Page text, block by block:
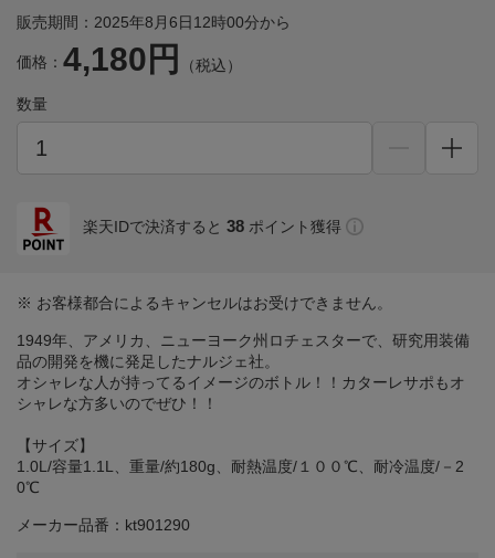
販売期間：2025年8月6日12時00分から
価格： 4,180円 （税込）
数量
楽天IDで決済すると 38 ポイント獲得
※ お客様都合によるキャンセルはお受けできません。
1949年、アメリカ、ニューヨーク州ロチェスターで、研究用装備
品の開発を機に発足したナルジェ社。
オシャレな人が持ってるイメージのボトル！！カターレサポもオ
シャレな方多いのでぜひ！！
【サイズ】
1.0L/容量1.1L、重量/約180g、耐熱温度/１００℃、耐冷温度/－2
0℃
メーカー品番：kt901290